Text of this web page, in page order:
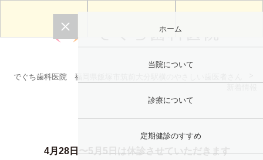
ホーム
当院について
診療について
定期健診のすすめ
でぐち歯科医院 福岡県飯塚市筑前大分駅横のやさしい歯医者さん
4月28日〜5月5日は休診させていただきます